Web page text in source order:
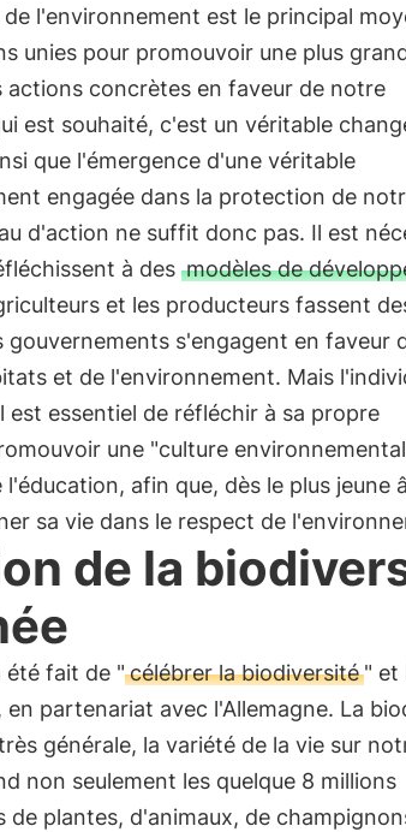
l'environnement est le principal
unies pour promouvoir une plus
actions concrètes en faveur de notre
est souhaité, c'est un véritable
que l'émergence d'une véritable
engagée dans la protection de
d'action ne suffit donc pas. Il est
à des modèles de
et les producteurs fassent
gouvernements s'engagent en faveur
et de l'environnement. Mais
est essentiel de réfléchir à sa propre
une "culture
afin que, dès le plus jeune
sa vie dans le respect de
de la
été fait de " célébrer la biodiversité" et
partenariat avec l'Allemagne. La
générale, la variété de la vie sur
non seulement les quelque 8 millions
de plantes, d'animaux, de